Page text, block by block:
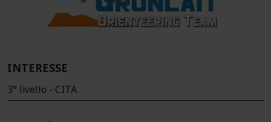
INTERESSE
3° livello - CITA